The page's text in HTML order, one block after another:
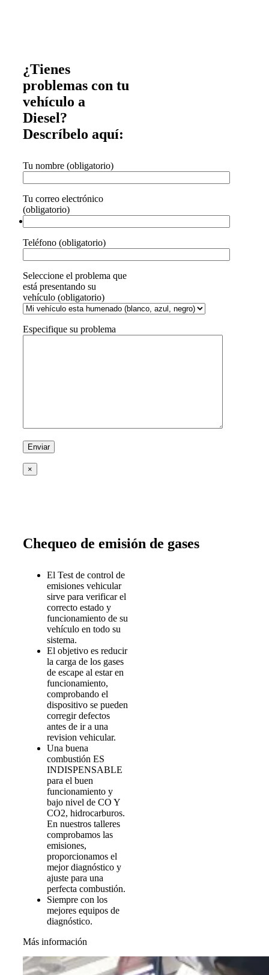
¿Tienes
problemas con tu
vehículo a
Diesel?
Descríbelo aquí:
Tu nombre (obligatorio)
Tu correo electrónico
(obligatorio)
Teléfono (obligatorio)
Seleccione el problema que
está presentando su
vehículo (obligatorio)
Especifique su problema
×
Chequeo de emisión de gases
El Test de control de
emisiones vehicular
sirve para verificar el
correcto estado y
funcionamiento de su
vehículo en todo su
sistema.
El objetivo es reducir
la carga de los gases
de escape al estar en
funcionamiento,
comprobando el
dispositivo se pueden
corregir defectos
antes de ir a una
revision vehicular.
Una buena
combustión ES
INDISPENSABLE
para el buen
funcionamiento y
bajo nivel de CO Y
CO2, hidrocarburos.
En nuestros talleres
comprobamos las
emisiones,
proporcionamos el
mejor diagnóstico y
ajuste para una
perfecta combustión.
Siempre con los
mejores equipos de
diagnóstico.
Más información